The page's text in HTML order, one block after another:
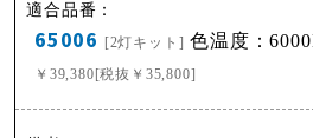
65006 [2灯キット] 色温度：
￥39,380[税抜￥35,800]